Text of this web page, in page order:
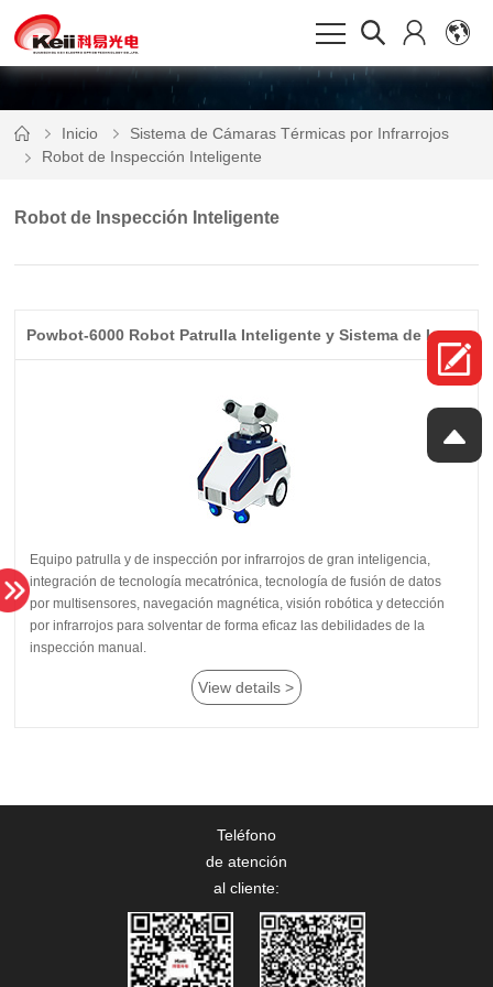
Inicio
Sistema de Cámaras Térmicas por Infrarrojos
Robot de Inspección Inteligente
Robot de Inspección Inteligente
Powbot-6000 Robot Patrulla Inteligente y Sistema de Inspección para Sub estación
inspección manual.
View details >
Teléfono
de atención
al cliente: